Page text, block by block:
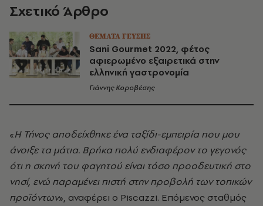
Σχετικό Άρθρο
ΘΕΜΑΤΑ ΓΕΥΣΗΣ
Sani Gourmet 2022, φέτος
αφιερωμένο εξαιρετικά στην
ελληνική γαστρονομία
Γιάννης Κοροβέσης
«Η Τήνος αποδείχθηκε ένα ταξίδι-εμπειρία που μου
άνοιξε τα μάτια. Βρήκα πολύ ενδιαφέρον το γεγονός
ότι η σκηνή του φαγητού είναι τόσο προοδευτική στο
νησί, ενώ παραμένει πιστή στην προβολή των τοπικών
προϊόντων», αναφέρει ο Piscazzi. Επόμενος σταθμός